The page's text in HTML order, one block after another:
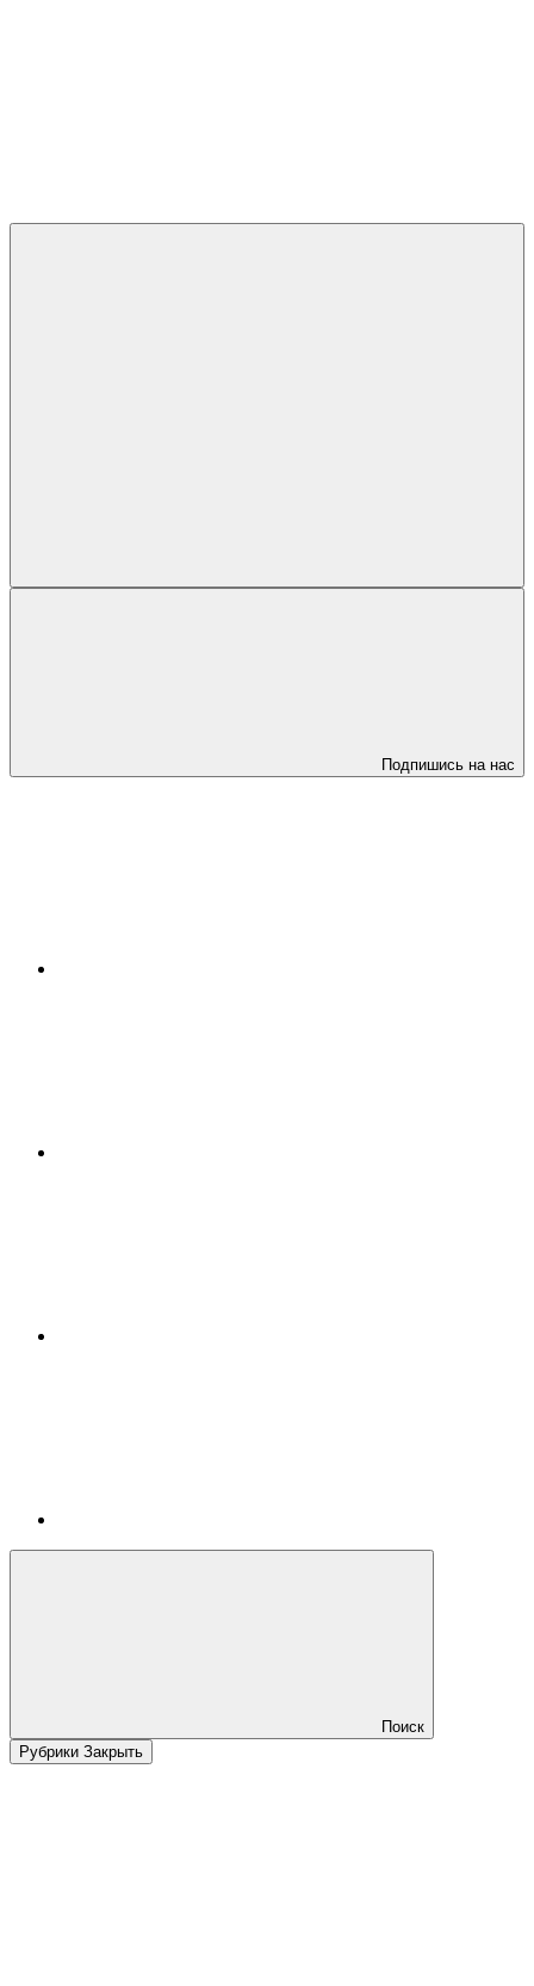
Подпишись на нас
Поиск
Рубрики Закрыть